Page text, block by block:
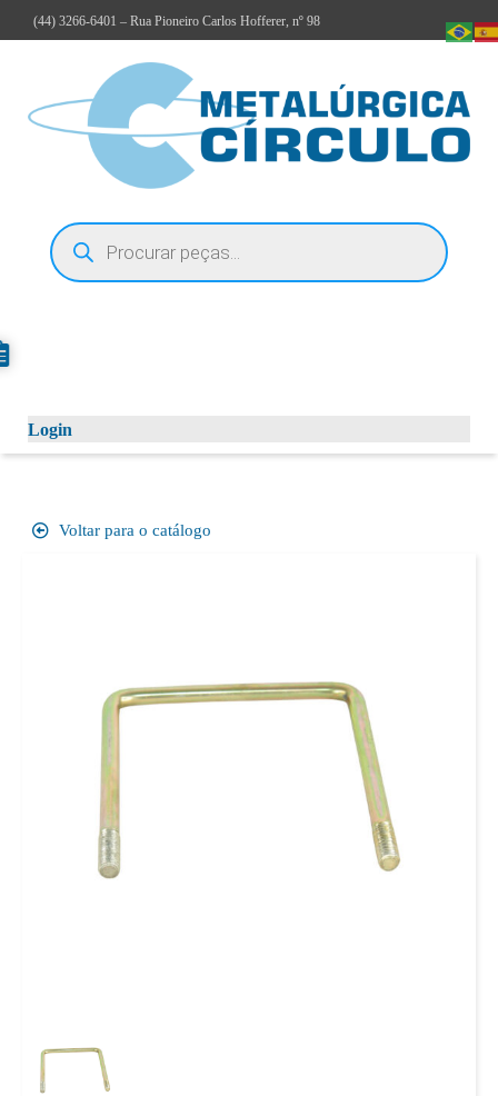
(44) 3266-6401 – Rua Pioneiro Carlos Hofferer, nº 98
Login
Voltar para o catálogo